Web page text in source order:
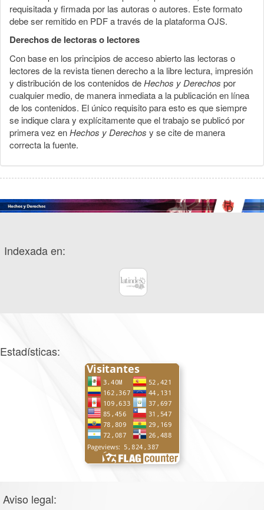
requisitada y firmada por las autoras o autores. Este formato
debe ser remitido en PDF a través de la plataforma OJS.
Derechos de lectoras o lectores
Con base en los principios de acceso abierto las lectoras o
lectores de la revista tienen derecho a la libre lectura, impresión
y distribución de los contenidos deHechos y Derechos por
cualquier medio, de manera inmediata a la publicación en línea
de los contenidos. El único requisito para esto es que siempre
se indique clara y explícitamente que el trabajo se publicó por
primera vez enHechos y Derechos y se cite de manera
correcta la fuente.
Indexada en:
Estadísticas:
Aviso legal: